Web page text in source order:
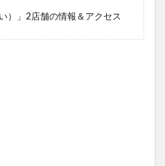
）」2店舗の情報＆アクセス